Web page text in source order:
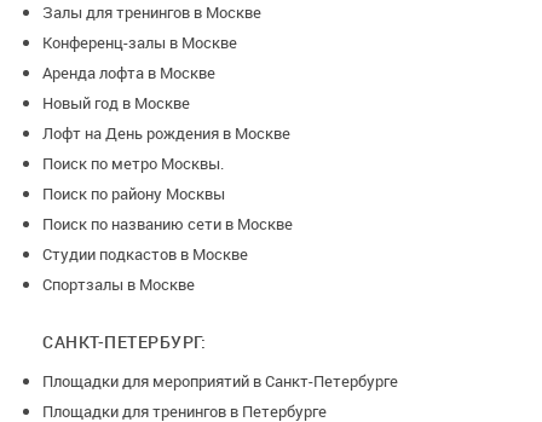
Залы для тренингов в Москве
Конференц-залы в Москве
Аренда лофта в Москве
Новый год в Москве
Лофт на День рождения в Москве
Поиск по метро Москвы.
Поиск по району Москвы
Поиск по названию сети в Москве
Студии подкастов в Москве
Спортзалы в Москве
САНКТ-ПЕТЕРБУРГ:
Площадки для мероприятий в Санкт-Петербурге
Площадки для тренингов в Петербурге